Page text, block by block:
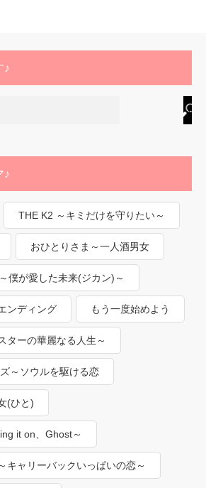
♪
♪
THE K2 ～キミだけを守りたい～
おひとりさま～一人酒男女
僕が愛した未来(ジカン)～
ンディング もう一度始めよう
ターの華麗なる人生～
～ソウルを駆ける恋
(ひと)
it on、Ghost～
キャリーバックいっぱいの恋～